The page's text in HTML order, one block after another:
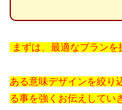
まずは、最適なプランを
ある意味デザインを絞り
る事を強くお伝えしてい